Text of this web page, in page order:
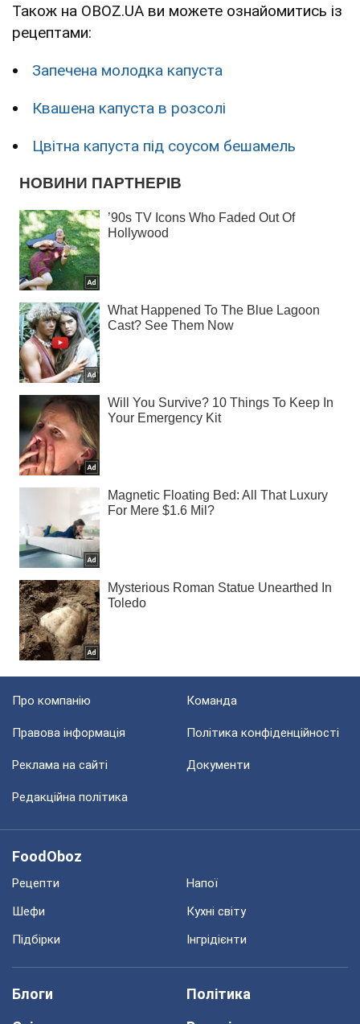
Також на OBOZ.UA ви можете ознайомитись із
рецептами:
Запечена молодка капуста
Квашена капуста в розсолі
Цвітна капуста під соусом бешамель
Про компанію Команда
Правова інформація Політика конфіденційності
Реклама на сайті Документи
Редакційна політика
FoodOboz
Рецепти
Напої
Шефи
Кухні світу
Підбірки
Інгрідієнти
Блоги
Політика